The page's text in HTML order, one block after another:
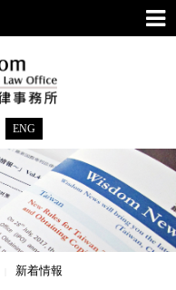
ENG
新着情報